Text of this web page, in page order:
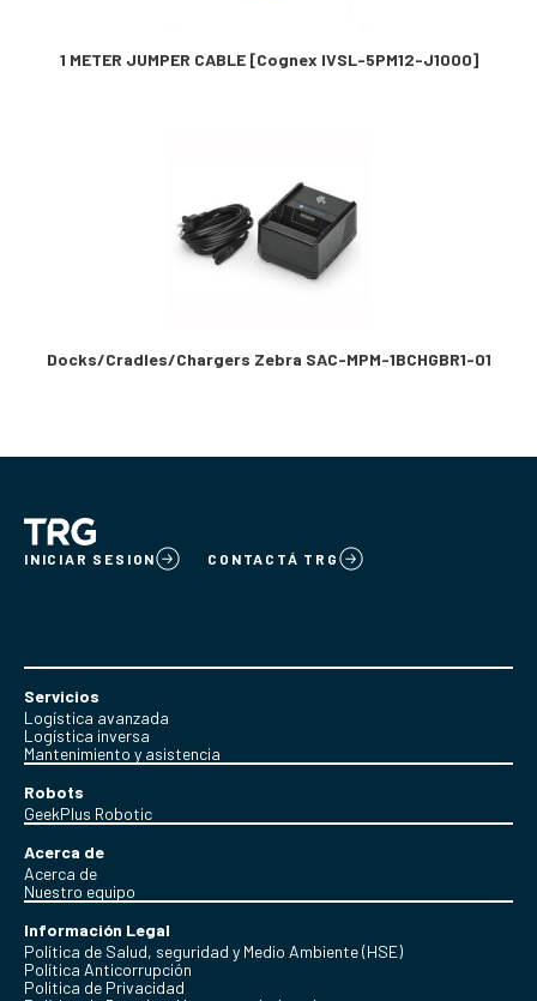
1 METER JUMPER CABLE [Cognex IVSL-5PM12-J1000]
Docks/Cradles/Chargers Zebra SAC-MPM-1BCHGBR1-01
INICIAR SESION CONTACTÁ TRG
Servicios
Logística avanzada
Logística inversa
Mantenimiento y asistencia
Robots
GeekPlus Robotic
Acerca de
Acerca de
Nuestro equipo
Información Legal
Política de Salud, seguridad y Medio Ambiente (HSE)
Política Anticorrupción
Politica de Privacidad